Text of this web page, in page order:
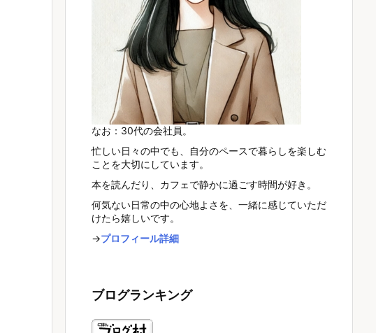
なお：30代の会社員。
忙しい日々の中でも、自分のペースで暮らしを楽しむ
ことを大切にしています。
本を読んだり、カフェで静かに過ごす時間が好き。
何気ない日常の中の心地よさを、一緒に感じていただ
けたら嬉しいです。
→プロフィール詳細
ブログランキング